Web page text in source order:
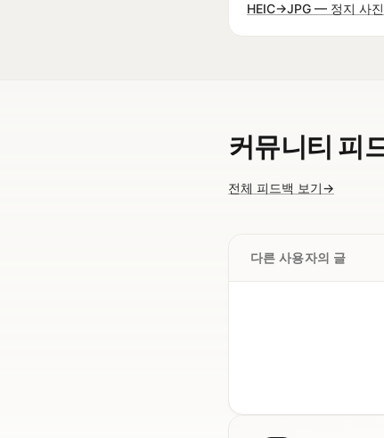
HEIC→JPG — 정지 사
커뮤니티 피
전체 피드백 보기→
다른 사용자의 글